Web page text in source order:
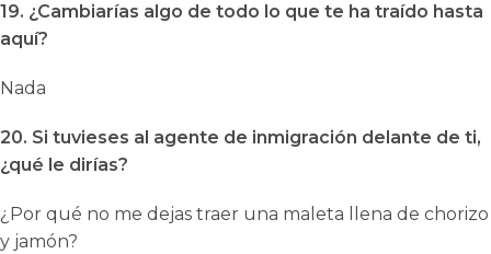
19. ¿Cambiarías algo de todo lo que te ha traído hasta
aquí?
Nada
20. Si tuvieses al agente de inmigración delante de ti,
¿qué le dirías?
¿Por qué no me dejas traer una maleta llena de chorizo
y jamón?